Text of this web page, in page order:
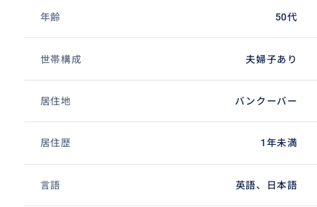
年齢 50代
世帯構成 夫婦子あり
居住地 バンクーバー
居住歴 1年未満
言語 英語、日本語